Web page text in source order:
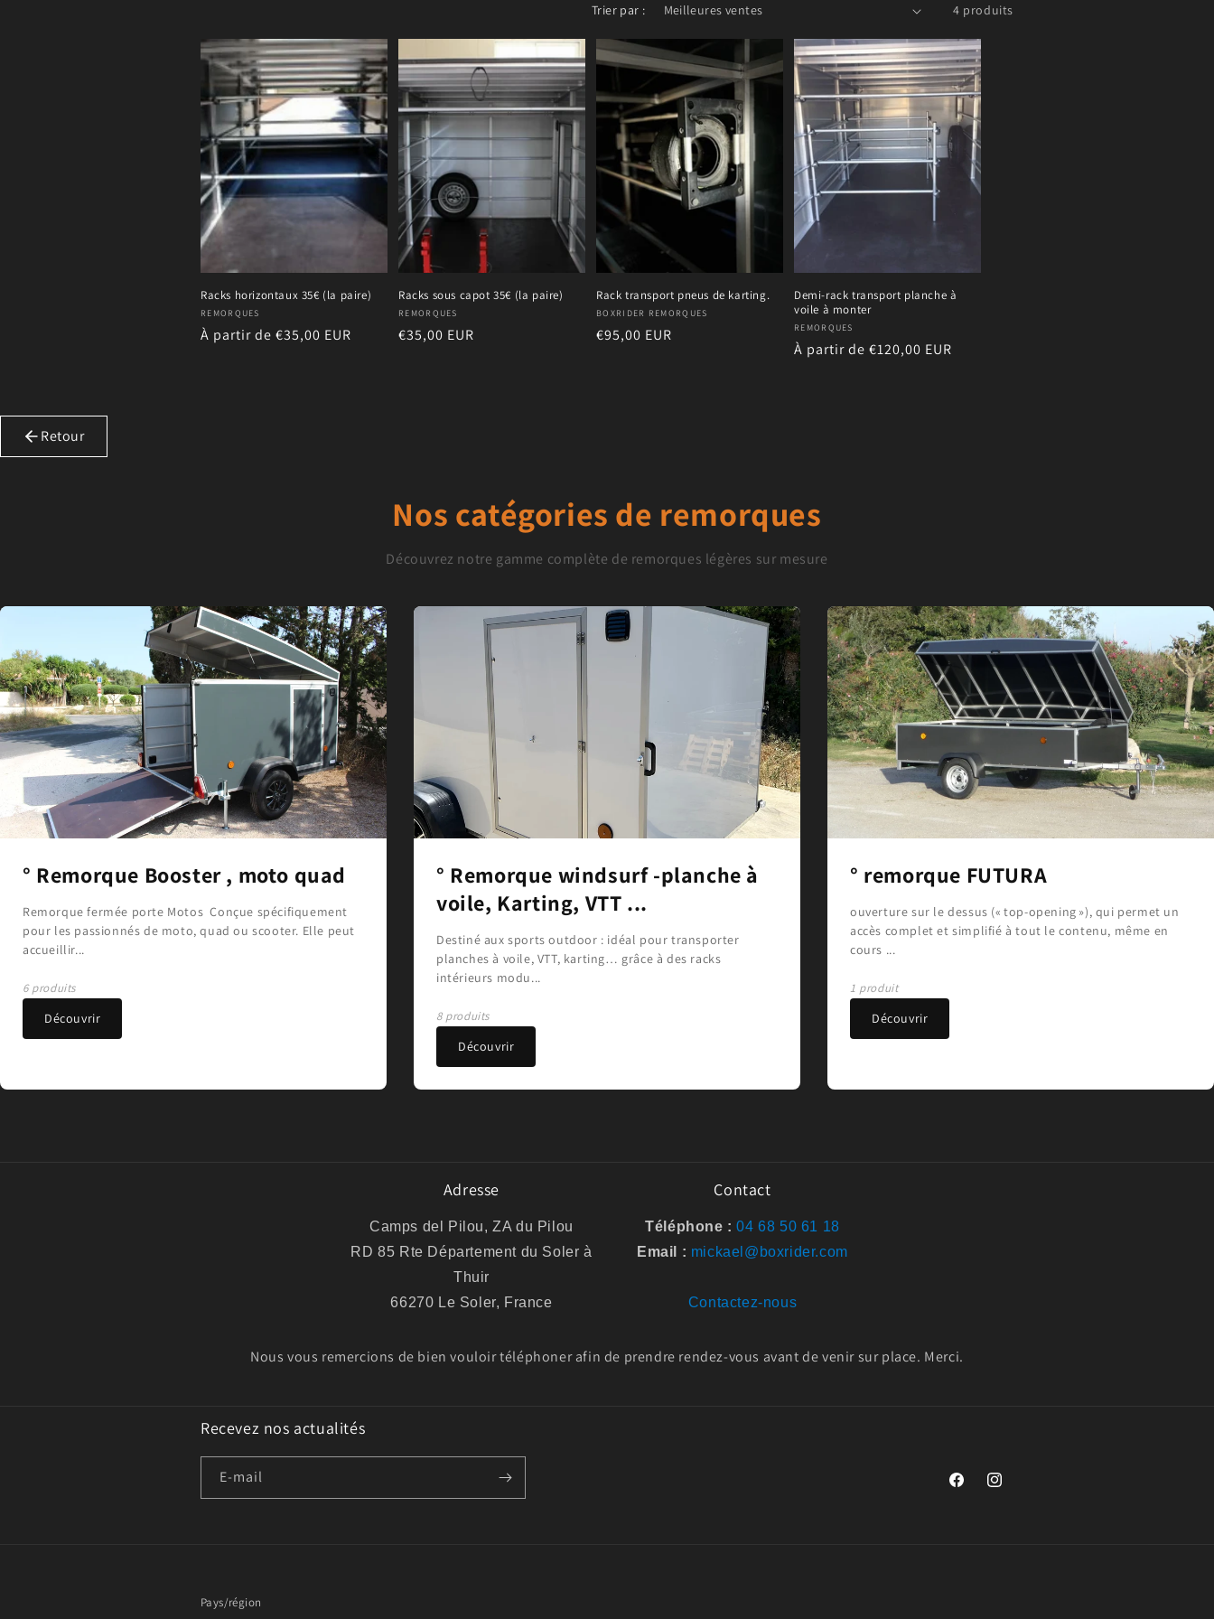
e
c
t
i
o
n
:
Trier par : 4 produits
Racks horizontaux 35€ (la paire)
Fournisseur :
REMORQUES
Prix
À partir de €35,00 EUR
Racks sous capot 35€ (la paire)
Fournisseur :
REMORQUES
Prix
€35,00 EUR
Rack transport pneus de karting.
Fournisseur :
BOXRIDER REMORQUES
Prix
€95,00 EUR
Demi-rack transport planche à
voile à monter
Fournisseur :
REMORQUES
Prix
À partir de €120,00 EUR
Retour
Nos catégories de remorques
Découvrez notre gamme complète de remorques légères sur mesure
° Remorque Booster , moto quad
Remorque fermée porte Motos Conçue spécifiquement
pour les passionnés de moto, quad ou scooter. Elle peut
accueillir...
6 produits
Découvrir
° Remorque windsurf -planche à
voile, Karting, VTT ...
Destiné aux sports outdoor : idéal pour transporter
planches à voile, VTT, karting… grâce à des racks
intérieurs modu...
8 produits
Découvrir
° remorque FUTURA
ouverture sur le dessus (« top-opening »), qui permet un
accès complet et simplifié à tout le contenu, même en
cours ...
1 produit
Découvrir
Adresse
Camps del Pilou, ZA du Pilou
RD 85 Rte Département du Soler à
Thuir
66270 Le Soler, France
Contact
Téléphone : 04 68 50 61 18
Email : mickael@boxrider.com
Contactez-nous
Nous vous remercions de bien vouloir téléphoner afin de prendre rendez-vous avant de venir sur place. Merci.
Recevez nos actualités
E-mail
https://www.facebook.com/
https://www.instagram.com/
Pays/région